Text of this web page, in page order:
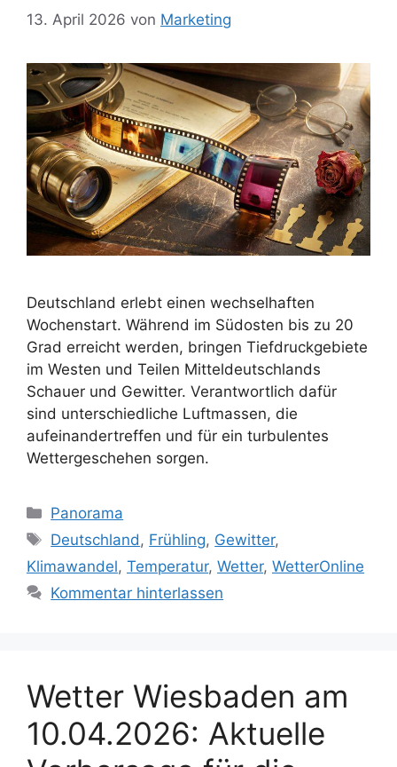
13. April 2026 von Marketing
Deutschland erlebt einen wechselhaften
Wochenstart. Während im Südosten bis zu 20
Grad erreicht werden, bringen Tiefdruckgebiete
im Westen und Teilen Mitteldeutschlands
Schauer und Gewitter. Verantwortlich dafür
sind unterschiedliche Luftmassen, die
aufeinandertreffen und für ein turbulentes
Wettergeschehen sorgen.
Kategorien
Panorama
Schlagwörter
Deutschland , Frühling, Gewitter,
Klimawandel, Temperatur, Wetter, WetterOnline
Kommentar hinterlassen
Wetter Wiesbaden am
10.04.2026: Aktuelle